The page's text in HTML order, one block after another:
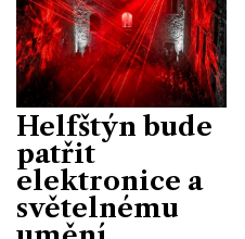
Helfštýn bude
patřit
elektronice a
světelnému